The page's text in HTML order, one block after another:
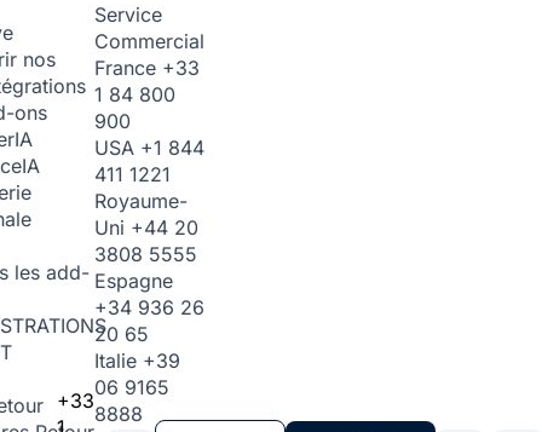
nos
ons
IA
IA
les add-
+33
1
Service
Commercial
France +33
1 84 800
900
USA +1 844
411 1221
Royaume-
Uni +44 20
3808 5555
Espagne
+34 936 26
20 65
Italie +39
06 9165
8888